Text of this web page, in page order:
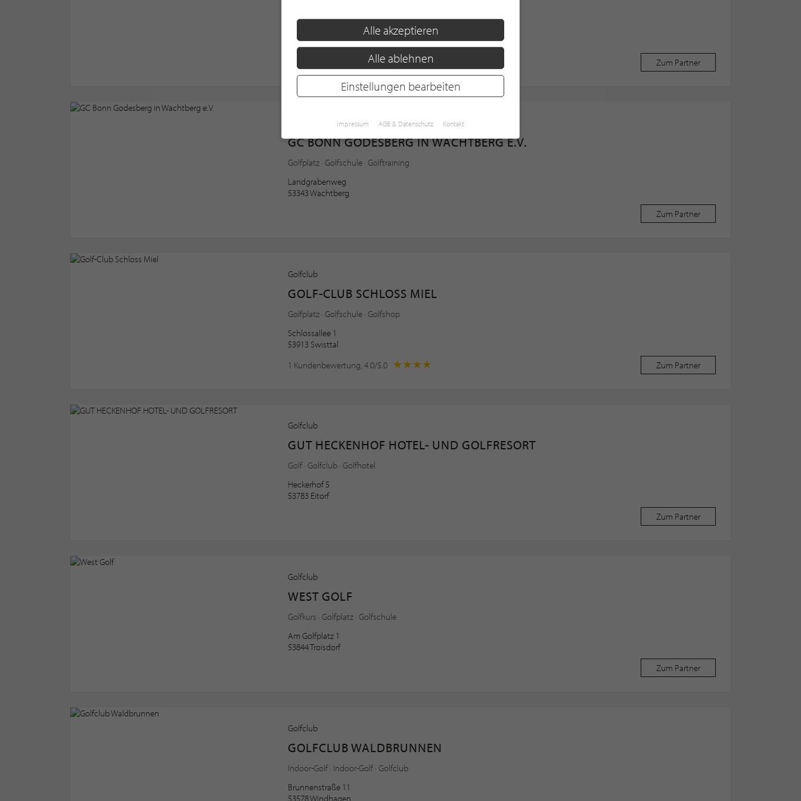
51491 Overath
Zum Partner
GC BONN GODESBERG IN WACHTBERG E.V.
Golfplatz · Golfschule · Golftraining
Landgrabenweg
53343 Wachtberg
Zum Partner
Golfclub
GOLF-CLUB SCHLOSS MIEL
Golfplatz · Golfschule · Golfshop
Schlossallee 1
53913 Swisttal
1 Kundenbewertung, 4.0/5.0
Zum Partner
Golfclub
GUT HECKENHOF HOTEL- UND GOLFRESORT
Golf · Golfclub · Golfhotel
Heckerhof 5
53783 Eitorf
Zum Partner
Golfclub
WEST GOLF
Golfkurs · Golfplatz · Golfschule
Am Golfplatz 1
53844 Troisdorf
Zum Partner
Golfclub
GOLFCLUB WALDBRUNNEN
Indoor-Golf · Indoor-Golf · Golfclub
Brunnenstraße 11
53578 Windhagen
Alle akzeptieren
Alle ablehnen
Einstellungen bearbeiten
Impressum AGB & Datenschutz Kontakt